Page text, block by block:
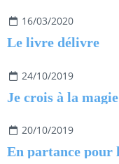
16/03/2020
Le livre délivre
24/10/2019
Je crois à la
20/10/2019
En partance